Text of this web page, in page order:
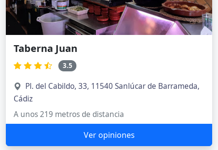
Taberna Juan
3.5
Pl. del Cabildo, 33, 11540 Sanlúcar de Barrameda,
Cádiz
A unos 219 metros de distancia
Ver opiniones